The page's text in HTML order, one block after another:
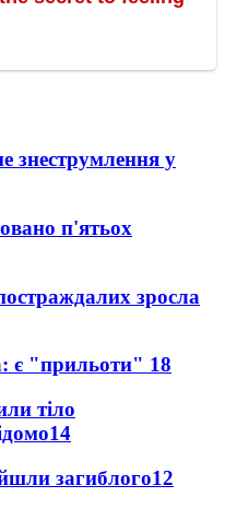
знеструмлення у
п'ятьох
зросла
є "прильоти" 18
тіло
14
загиблого12